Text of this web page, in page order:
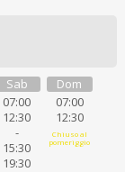
Sab
07:00
12:30
-
15:30
19:30
Dom
07:00
12:30
Chiuso al
pomeriggio